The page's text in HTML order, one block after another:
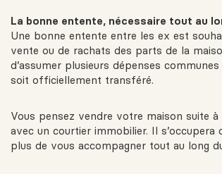
La bonne entente, nécessaire tout au
Une bonne entente entre les ex est
vente ou de rachats des parts de la
d’assumer plusieurs dépenses
soit officiellement transféré.
Vous pensez vendre votre maison suite
avec un courtier immobilier. Il
plus de vous accompagner tout au long